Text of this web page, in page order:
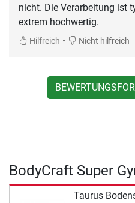
nicht. Die Verarbeitung ist
extrem hochwertig.
Hilfreich • Nicht hilfreich
BodyCraft Super
Taurus